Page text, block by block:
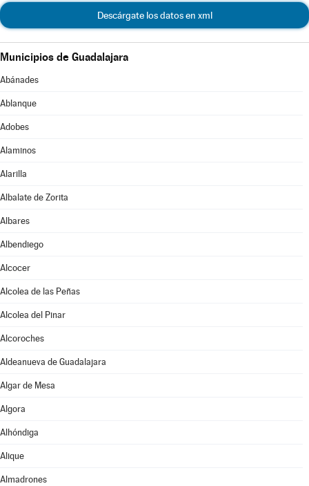
Descárgate los datos en xml
Municipios de Guadalajara
Abánades
Ablanque
Adobes
Alaminos
Alarilla
Albalate de Zorita
Albares
Albendiego
Alcocer
Alcolea de las Peñas
Alcolea del Pinar
Alcoroches
Aldeanueva de Guadalajara
Algar de Mesa
Algora
Alhóndiga
Alique
Almadrones